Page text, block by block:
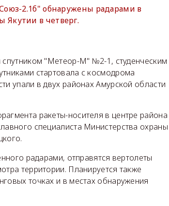
2.1б" обнаружены радарами в
в четверг.
спутником "Метеор-М" №2-1, студенческим
стартовала с космодрома
упали в двух районах Амурской области
ракеты-носителя в центре района
специалиста Министерства охраны
радарами, отправятся вертолеты
территории. Планируется также
точках и в местах обнаружения